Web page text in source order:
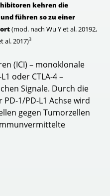
kehren die
führen so zu einer
(mod. nach Wu Y et al. 20192,
al. 2017)3
(ICI) – monoklonale
oder CTLA-4 –
Signale. Durch die
1/PD-L1 Achse wird
gegen Tumorzellen